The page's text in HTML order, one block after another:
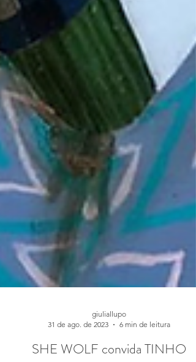
giuliallupo
31 de ago. de 2023
6 min de leitura